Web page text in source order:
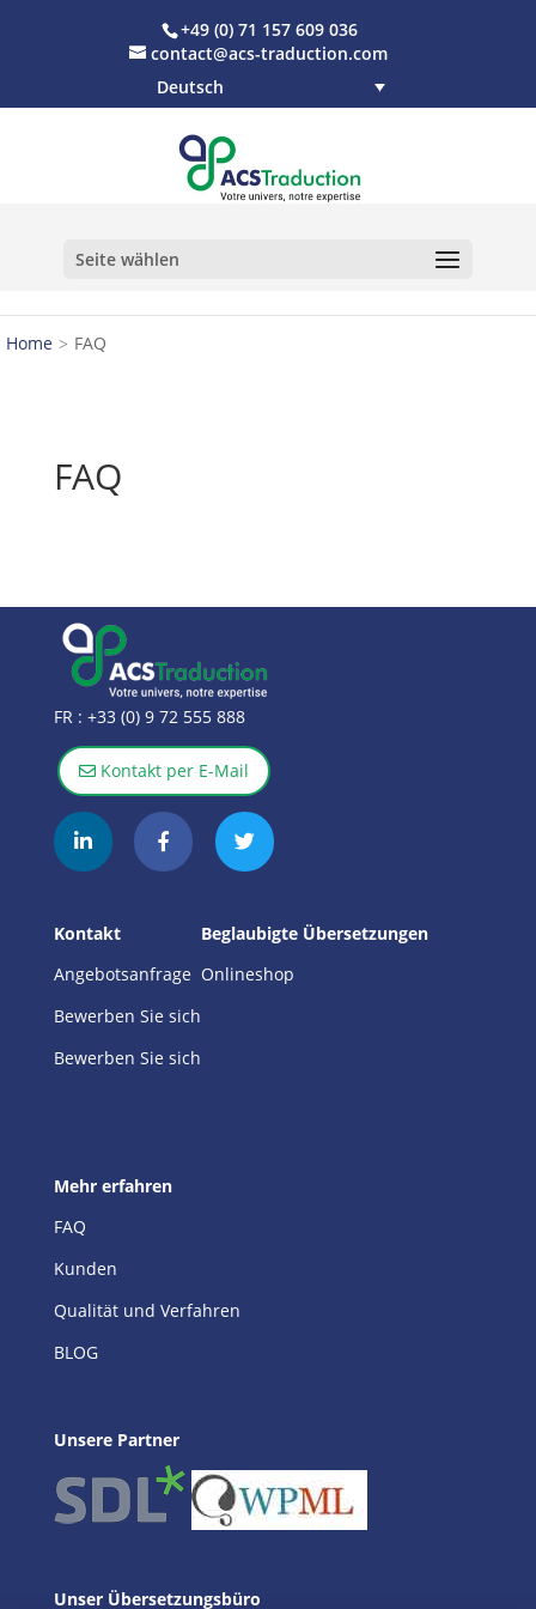
+49 (0) 71 157 609 036
contact@acs-traduction.com
Deutsch
Seite wählen
Home FAQ
FAQ
FR : +33 (0) 9 72 555 888
Kontakt per E-Mail
Kontakt
Angebotsanfrage
Bewerben Sie sich
Bewerben Sie sich
Beglaubigte Übersetzungen
Onlineshop
Mehr erfahren
FAQ
Kunden
Qualität und Verfahren
BLOG
Unsere Partner
Unser Übersetzungsbüro